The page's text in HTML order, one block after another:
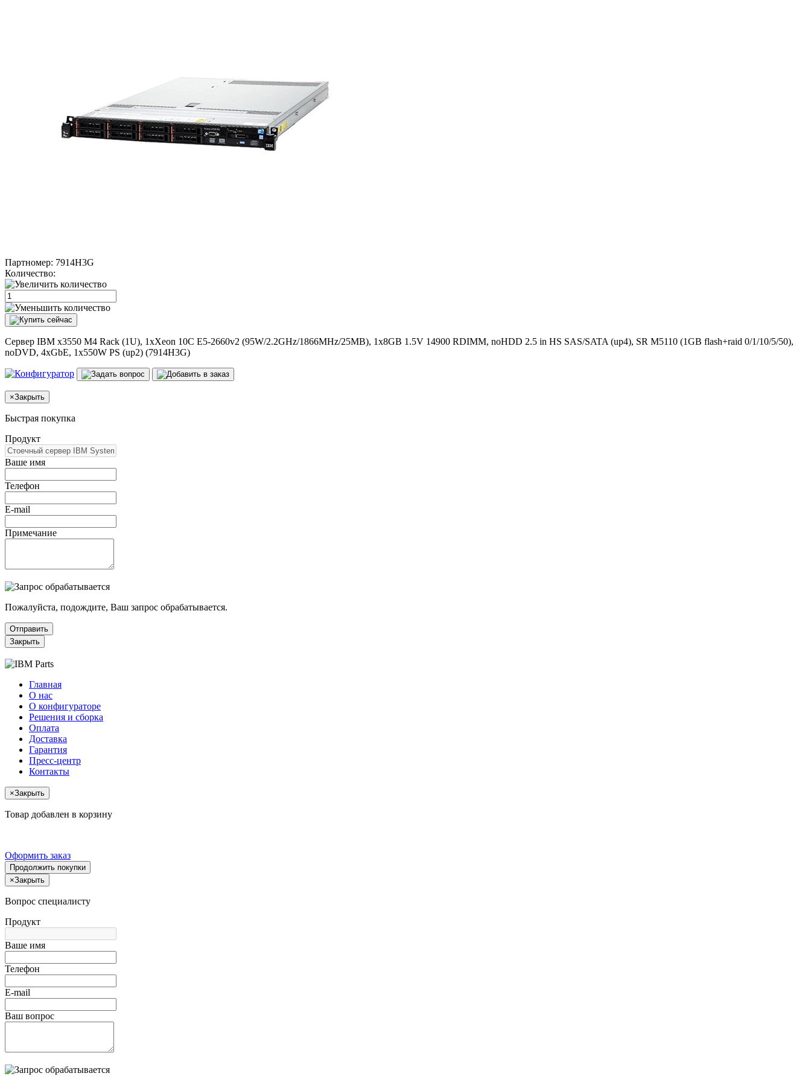
Партномер: 7914H3G
Количество:
Сервер IBM x3550 M4 Rack (1U), 1xXeon 10C E5-2660v2 (95W/2.2GHz/1866MHz/25MB), 1x8GB 1.5V 14900 RDIMM, noHDD 2.5 in HS SAS/SATA (up4), SR M5110 (1GB flash+raid 0/1/10/5/50),
noDVD, 4xGbE, 1x550W PS (up2) (7914H3G)
×Закрыть
Быстрая покупка
Продукт
Ваше имя
Телефон
E-mail
Примечание
Пожалуйста, подождите, Ваш запрос обрабатывается.
Отправить
Закрыть
Главная
О нас
О конфигураторе
Решения и сборка
Оплата
Доставка
Гарантия
Пресс-центр
Контакты
×Закрыть
Товар добавлен в корзину
Оформить заказ
Продолжить покупки
×Закрыть
Вопрос специалисту
Продукт
Ваше имя
Телефон
E-mail
Ваш вопрос